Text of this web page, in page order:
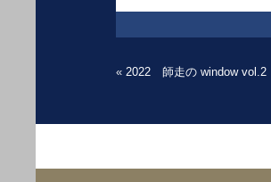
« 2022 師走の window vol.2